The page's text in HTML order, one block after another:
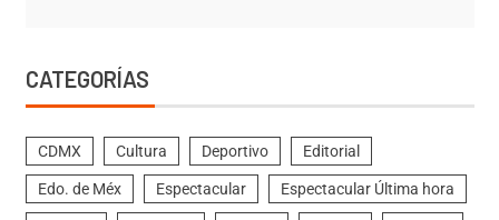
CATEGORÍAS
CDMX Cultura Deportivo Editorial
Edo. de Méx Espectacular Espectacular Última hora